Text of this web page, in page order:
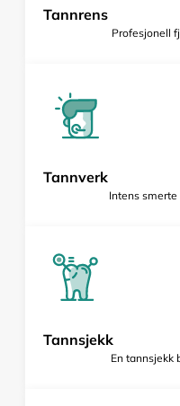
Tannrens
Profesjonell
Tannverk
Intens
Tannsjekk
En tannsjekk